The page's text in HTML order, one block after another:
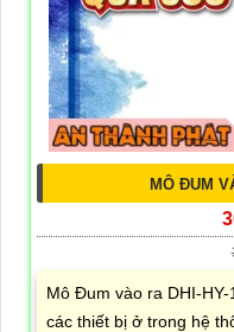
MÔ ĐUM
Mô Đum vào ra DHI-
các thiết bị ở trong hệ